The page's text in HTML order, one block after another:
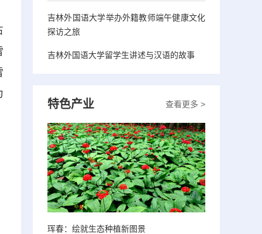
吉林外国语大学举办外籍教师端午健康文化
探访之旅
吉林外国语大学留学生讲述与汉语的故事
查看更多 >
特色产业
珲春：绘就生态种植新图景